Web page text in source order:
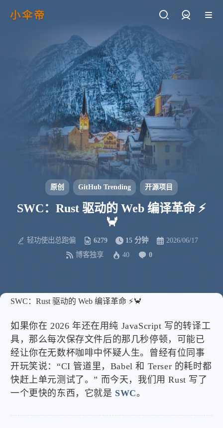
小伞帝
原创 GitHub Trending 开源项目
SWC：Rust 驱动的 Web 编译革命 ⚡
🦀
轻功使出总跑偏 6279 15 分钟
2026/06/17
博客独享
40 0
SWC：Rust 驱动的 Web 编译革命 ⚡🦀
如果你在 2026 年还在用纯 JavaScript 写的转译工
具，那么每次保存文件后的那几秒停顿，可能已
经让你在无数杯咖啡中怀疑人生。曾经有位同事
开玩笑说：“CI 管道里，Babel 和 Terser 的耗时都
快赶上单元测试了。” 而今天，我们用 Rust 写了
一个更快的东西，它就是 SWC。